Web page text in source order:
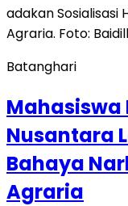
Batanghari
Mahasiswa
Nusantara
Bahaya
Agraria